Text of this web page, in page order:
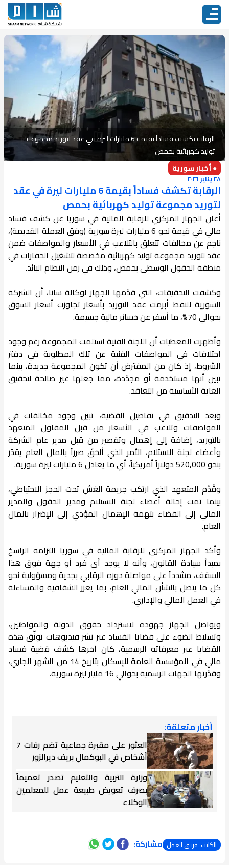
الرقابة تكشف فساداً بقيمة 6 مليارات ليرة في عقد لتوريد مجموعة
توليد كهربائية بحمص
● أخبار سورية
٢٨ يناير ٢٠٢٦
الرقابة تكشف فساداً بقيمة 6 مليارات ليرة في عقد
لتوريد مجموعة توليد كهربائية بحمص
أعلن الجهاز المركزي للرقابة المالية في سوريا عن كشف فساد
مالي في قيمة نحو 6 مليارات ليرة سورية (وفق العملة القديمة)،
ناجم عن مخالفات تتعلق بالتلاعب في الأسعار والمواصفات ضمن
عقد لتوريد مجموعة توليد كهربائية مخصصة لتشغيل الحفارات في
منطقة الحقول الوسطى بحمص، وذلك في زمن النظام البائد.
وكشفت التحقيقات، التي قدّمها الجهاز لوكالة سانا، أن الشركة
السورية للنفط أبرمت عقد التوريد بأسعار تجاوزت أسعار السوق
بحوالي 70%، ما أسفر عن خسائر مالية جسيمة.
وأظهرت المعطيات أن اللجنة الفنية استلمت المجموعة رغم وجود
اختلافات في المواصفات الفنية عن تلك المطلوبة في دفتر
الشروط، إذ كان من المفترض أن تكون المجموعة جديدة، بينما
تبين أنها مستخدمة أو مجدّدة، مما جعلها غير صالحة لتحقيق
الغاية الأساسية من التعاقد.
وبعد التدقيق في تفاصيل القضية، تبين وجود مخالفات في
المواصفات وتلاعب في الأسعار من قبل المقاول المتعهد
بالتوريد، إضافة إلى إهمال وتقصير من قبل مدير عام الشركة
وأعضاء لجنة الاستلام، الأمر الذي ألحَقَ ضرراً بالمال العام يقدّر
بنحو 520,000 دولاراً أمريكياً، أي ما يعادل 6 مليارات ليرة سورية.
وقُدِّم المتعهد الذي ارتكب جريمة الغش تحت الحجز الاحتياطي،
بينما تمت إحالة أعضاء لجنة الاستلام ومدير الحقول والمدير
المالي إلى القضاء بتهمة الإهمال المؤدي إلى الإضرار بالمال
العام.
وأكد الجهاز المركزي للرقابة المالية في سوريا التزامه الراسخ
بمبدأ سيادة القانون، وأنه لا يوجد أي فرد أو جهة فوق هذا
السقف، مشدداً على مواصلة دوره الرقابي بجدية ومسؤولية نحو
كل ما يتصل بالشأن المالي العام، بما يعزز الشفافية والمساءلة
في العمل المالي والإداري.
ويواصل الجهاز جهوده لاسترداد حقوق الدولة والمواطنين،
وتسليط الضوء على قضايا الفساد عبر نشر فيديوهات توثّق هذه
القضايا عبر معرفاته الرسمية، كان آخرها كشف قضية فساد
مالي في المؤسسة العامة للإسكان بتاريخ 14 من الشهر الجاري،
وقدّرتها الجهات الرسمية بحوالي 16 مليار ليرة سورية.
أخبار متعلقة:
العثور على مقبرة جماعية تضم رفات 7
أشخاص في البوكمال بريف ديرالزور
وزارة التربية والتعليم تصدر تعميماً
بصرف تعويض طبيعة عمل للمعلمين
الوكلاء
الكاتب: فريق العمل مشاركة: